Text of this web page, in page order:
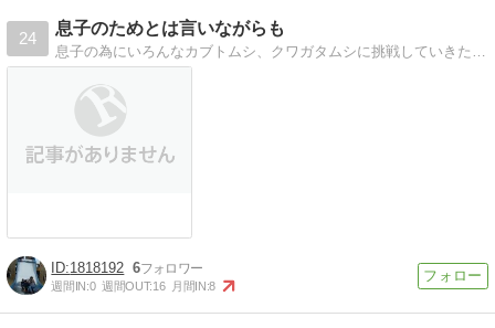
24
息子のためとは言いながらも
息子の為にいろんなカブトムシ、クワガタムシに挑戦していきたいと思います。と言う事にしていますが、今では完全に私の趣味です。
1818192 6
週間IN:0 週間OUT:16 月間IN:8